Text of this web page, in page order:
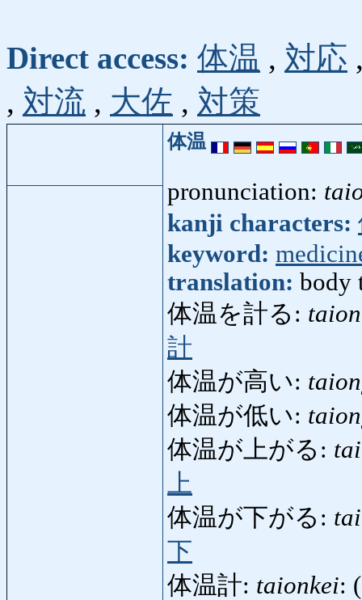
Direct access: 体温 , 対応
, 対流 , 大佐 , 対策
体温
pronunciation:
kanji characters:
keyword:
translation: body
体温を計る:
計
体温が高い:
体温が低い:
体温が上がる:
上
体温が下がる:
下
体温計: taionkei: